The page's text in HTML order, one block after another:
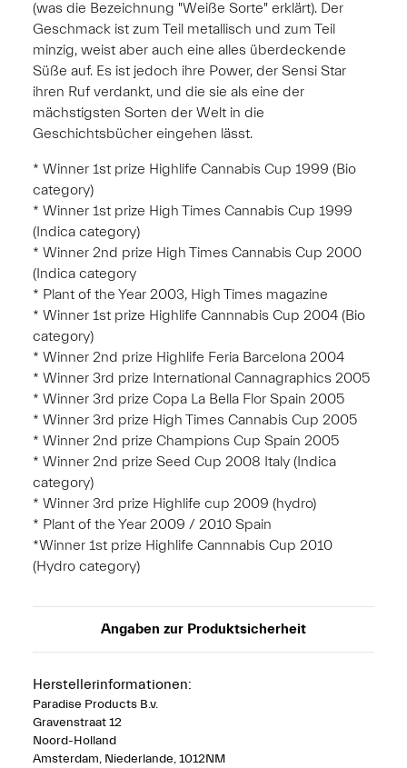
(was die Bezeichnung "Weiße Sorte" erklärt). Der
Geschmack ist zum Teil metallisch und zum Teil
minzig, weist aber auch eine alles überdeckende
Süße auf. Es ist jedoch ihre Power, der Sensi Star
ihren Ruf verdankt, und die sie als eine der
mächstigsten Sorten der Welt in die
Geschichtsbücher eingehen lässt.
* Winner 1st prize Highlife Cannabis Cup 1999 (Bio
category)
* Winner 1st prize High Times Cannabis Cup 1999
(Indica category)
* Winner 2nd prize High Times Cannabis Cup 2000
(Indica category
* Plant of the Year 2003, High Times magazine
* Winner 1st prize Highlife Cannnabis Cup 2004 (Bio
category)
* Winner 2nd prize Highlife Feria Barcelona 2004
* Winner 3rd prize International Cannagraphics 2005
* Winner 3rd prize Copa La Bella Flor Spain 2005
* Winner 3rd prize High Times Cannabis Cup 2005
* Winner 2nd prize Champions Cup Spain 2005
* Winner 2nd prize Seed Cup 2008 Italy (Indica
category)
* Winner 3rd prize Highlife cup 2009 (hydro)
* Plant of the Year 2009 / 2010 Spain
*Winner 1st prize Highlife Cannnabis Cup 2010
(Hydro category)
Angaben zur Produktsicherheit
Herstellerinformationen:
Paradise Products B.v.
Gravenstraat 12
Noord-Holland
Amsterdam, Niederlande, 1012NM